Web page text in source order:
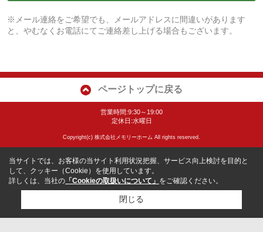
※メール連絡をご希望でも、メールアドレスに間違いがあります
と、やむなくお電話にてご連絡差し上げる場合もございます。
ページトップに戻る
営業時間:9:30～19:00
定休日:水曜日
Copyright(c) 株式会社メモリーホーム All rights reserved.
当サイトでは、お客様の当サイト利用状況把握、サービス向上検討を目的と
して、クッキー（Cookie）を使用しています。
詳しくは、当社の 「Cookieの取扱いについて」 をご確認ください。
閉じる